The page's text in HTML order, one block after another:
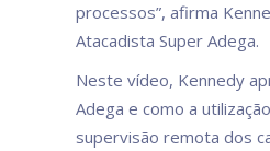
processos”, afirma
Atacadista Super Adega.
Neste vídeo, Kennedy
Adega e como a
supervisão remota dos